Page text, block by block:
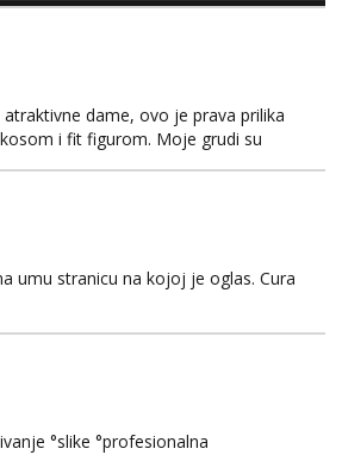
dame, ovo je prava prilika
i fit figurom. Moje grudi su
umu stranicu na kojoj je oglas. Cura
°slike °profesionalna